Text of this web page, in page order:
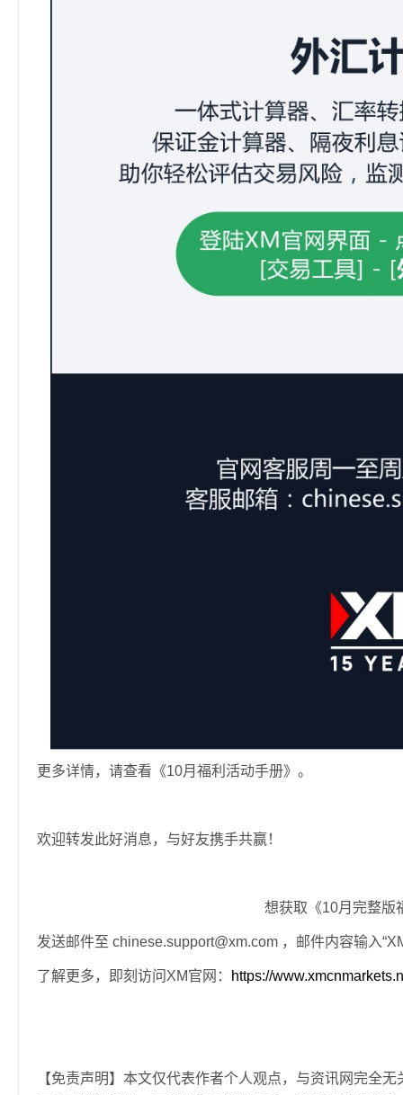
更多详情，请查看《10月福利活动手册》。
欢迎转发此好消息，与好友携手共赢！
想获取《10月完整版
发送邮件至 chinese.support@xm.com ，邮件内容输入
了解更多，即刻访问XM官网： https://
【免责声明】本文仅代表作者个人观点，与资讯网完全